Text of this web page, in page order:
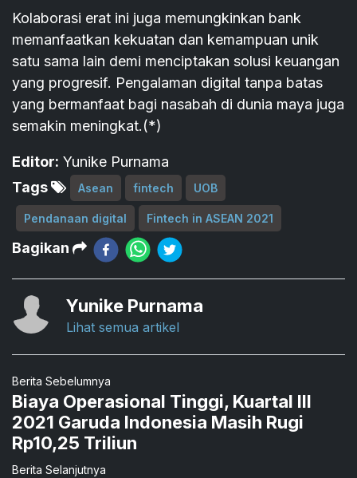
Kolaborasi erat ini juga memungkinkan bank
memanfaatkan kekuatan dan kemampuan unik
satu sama lain demi menciptakan solusi keuangan
yang progresif. Pengalaman digital tanpa batas
yang bermanfaat bagi nasabah di dunia maya juga
semakin meningkat.(*)
Editor: Yunike Purnama
Tags
Asean fintech UOB
Pendanaan digital Fintech in ASEAN 2021
Bagikan
Yunike Purnama
Lihat semua artikel
Berita Sebelumnya
Biaya Operasional Tinggi, Kuartal III
2021 Garuda Indonesia Masih Rugi
Rp10,25 Triliun
Berita Selanjutnya